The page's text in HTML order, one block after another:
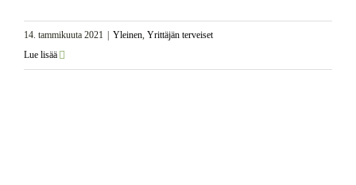
14. tammikuuta 2021 | Yleinen Yrittäjän terveiset
Lue lisää